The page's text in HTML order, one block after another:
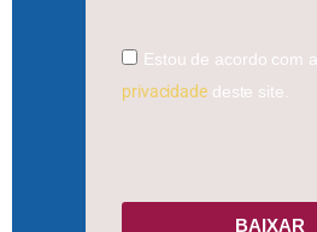
Estou de acordo com a
privacidadedeste site.
BAIXAR